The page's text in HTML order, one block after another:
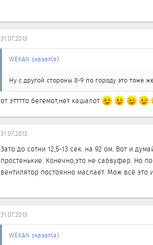
31.07.2013
WEKAN сказал(а):
Ну с другой стороны 8-9 по городу это тоже
от этттто бегемот,нет кашалот
31.07.2013
Зато до сотни 12,5-13 сек. на 92 ом. Вот и
простенькие. Конечно,это не сабвуфер. Но
вентилятор постоянно маслает. Мож всё это
31.07.2013
WEKAN сказал(а):